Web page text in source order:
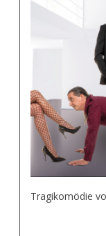
Tragikomödie